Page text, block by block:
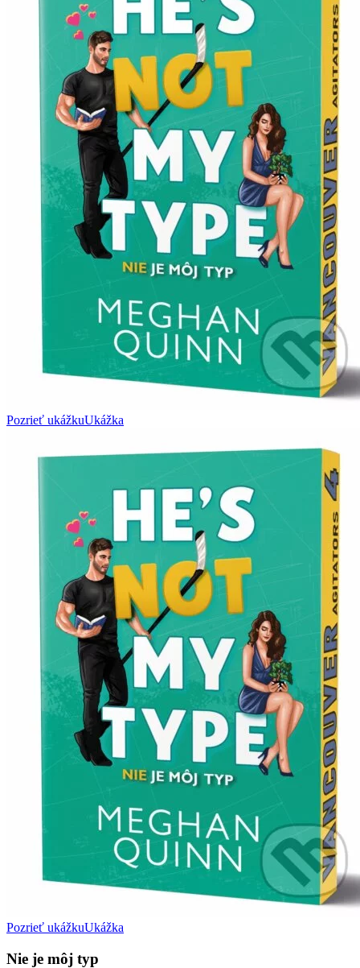
Pozrieť ukážkuUkážka
Pozrieť ukážkuUkážka
Nie je môj typ